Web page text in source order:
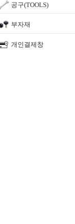
공구(TOOLS)
부자재
개인결제창